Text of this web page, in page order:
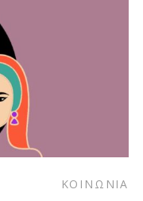
ΚΟΙΝΩΝΙΑ